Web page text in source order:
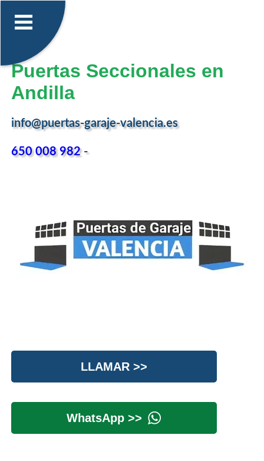
Puertas Seccionales en
Andilla
info@puertas-garaje-valencia.es
650 008 982-
LLAMAR >>
WhatsApp >>